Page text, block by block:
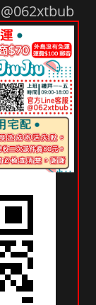
@062xtbub